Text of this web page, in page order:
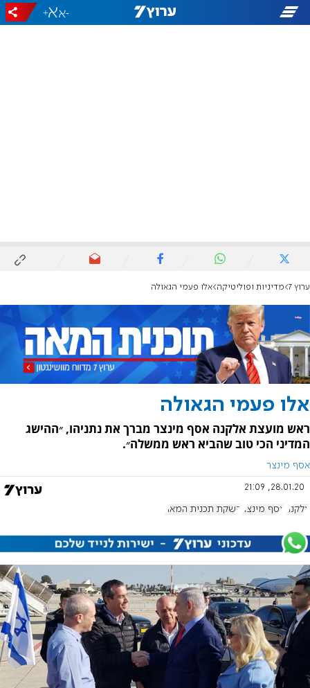
-
+
ערוץ 7 מדיניות ופוליטיקה אלו פעמי הגאולה
אלו פעמי הגאולה
ראש מועצת אלקנה אסף מינצר מברך את נתניהו, ״ההישג
המדיני הכי טוב שהביא ראש ממשלה״.
אסף מינצר
28.01.20, 21:09
אלקנה אסף מינצר השקת תכנית המאה